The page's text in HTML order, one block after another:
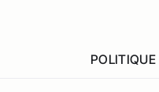
POLITIQUE